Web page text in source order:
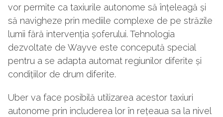
vor permite ca taxiurile autonome să înțeleagă și
să navigheze prin mediile complexe de pe străzile
lumii fără intervenția șoferului. Tehnologia
dezvoltate de Wayve este concepută special
pentru a se adapta automat regiunilor diferite și
condițiilor de drum diferite.
Uber va face posibilă utilizarea acestor taxiuri
autonome prin includerea lor în rețeaua sa la nivel